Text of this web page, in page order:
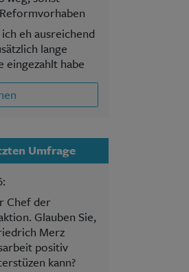
eh ausreichend
lange
eingezahlt habe
Umfrage
Chef der
Glauben Sie,
Merz
positiv
kann?